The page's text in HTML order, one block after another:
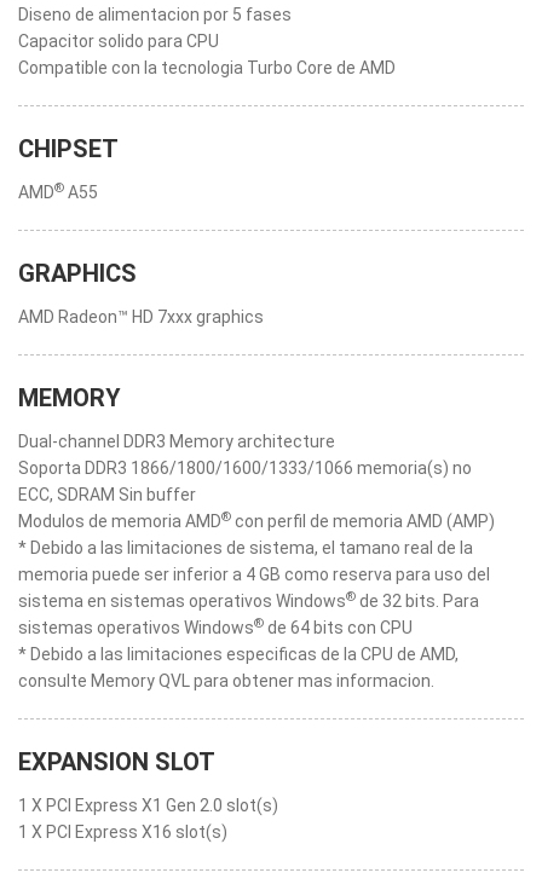
Diseno de alimentacion por 5 fases
Capacitor solido para CPU
Compatible con la tecnologia Turbo Core de AMD
CHIPSET
AMD® A55
GRAPHICS
AMD Radeon™ HD 7xxx graphics
MEMORY
Dual-channel DDR3 Memory architecture
Soporta DDR3 1866/1800/1600/1333/1066 memoria(s) no
ECC, SDRAM Sin buffer
Modulos de memoria AMD® con perfil de memoria AMD (AMP)
* Debido a las limitaciones de sistema, el tamano real de la
memoria puede ser inferior a 4 GB como reserva para uso del
sistema en sistemas operativos Windows® de 32 bits. Para
sistemas operativos Windows® de 64 bits con CPU
* Debido a las limitaciones especificas de la CPU de AMD,
consulte Memory QVL para obtener mas informacion.
EXPANSION SLOT
1 X PCI Express X1 Gen 2.0 slot(s)
1 X PCI Express X16 slot(s)